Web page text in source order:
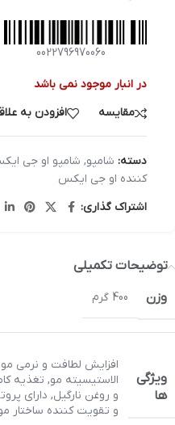
0022796970060
در انبار موجود نمی باشد
مقایسه
افزودن به
دسته: شامپو, شامپو او جی
کننده او جی ایکس
اشتراک گذاری:
توضیحات تکمیلی
وزن
400 گرم
ویژگی
ها
افزایش لطافت و نرمی مو
الاستیسیته مو, تغذیه
و روغن نارگیل, دارای
و تقویت کننده ساختار